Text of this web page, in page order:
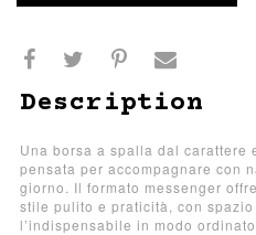
Description
Una borsa a spalla dal carattere
pensata per accompagnare con
giorno. Il formato messenger
stile pulito e praticità, con
l’indispensabile in modo